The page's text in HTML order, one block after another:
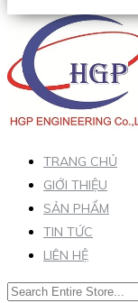
TRANG CHỦ
GIỚI THIỆU
SẢN PHẨM
TIN TỨC
LIÊN HỆ